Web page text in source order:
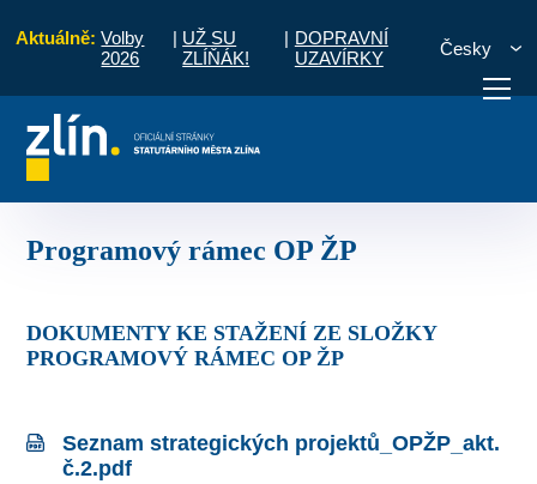
Aktuálně: Volby
2026
| UŽ SU
ZLÍŇÁK!
| DOPRAVNÍ
UZAVÍRKY
Česky
Potřebuji zaplatit
Programový rámec OP ŽP
DOKUMENTY KE STAŽENÍ ZE SLOŽKY
PROGRAMOVÝ RÁMEC OP ŽP
Seznam strategických projektů_OPŽP_akt.
č.2.pdf